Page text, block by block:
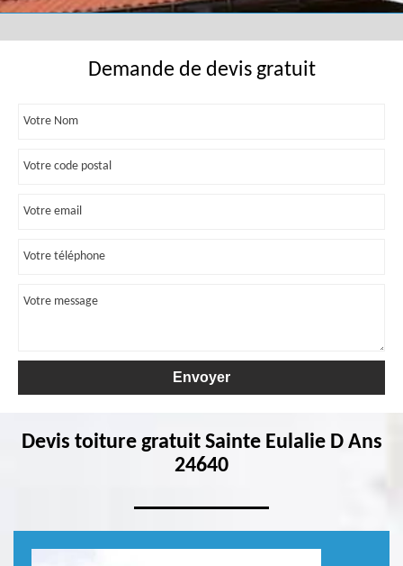
Demande de devis gratuit
Devis toiture gratuit Sainte Eulalie D Ans
24640